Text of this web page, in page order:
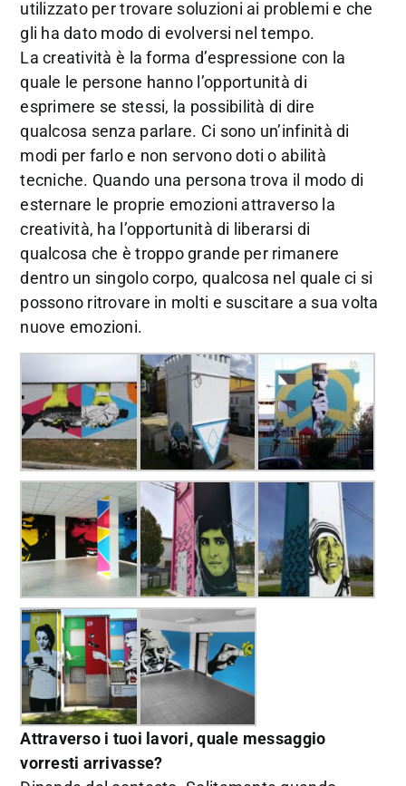
utilizzato per trovare soluzioni ai problemi e che
gli ha dato modo di evolversi nel tempo.
La creatività è la forma d’espressione con la
quale le persone hanno l’opportunità di
esprimere se stessi, la possibilità di dire
qualcosa senza parlare. Ci sono un’infinità di
modi per farlo e non servono doti o abilità
tecniche. Quando una persona trova il modo di
esternare le proprie emozioni attraverso la
creatività, ha l’opportunità di liberarsi di
qualcosa che è troppo grande per rimanere
dentro un singolo corpo, qualcosa nel quale ci si
possono ritrovare in molti e suscitare a sua volta
nuove emozioni.
Attraverso i tuoi lavori, quale messaggio
vorresti arrivasse?